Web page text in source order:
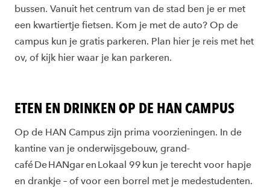
bussen. Vanuit het centrum van de stad ben je er met
een kwartiertje fietsen. Kom je met de auto? Op de
campus kun je gratis parkeren. Plan hier je reis met het
ov, of kijk hier waar je kan parkeren.
ETEN EN DRINKEN OP DE HAN CAMPUS
Op de HAN Campus zijn prima voorzieningen. In de
kantine van je onderwijsgebouw, grand-
café De HANgar en Lokaal 99 kun je terecht voor hapje
en drankje – of voor een borrel met je medestudenten.